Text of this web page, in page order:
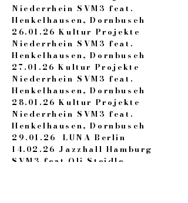
Niederrhein SVM3 feat.
Henkelhausen, Dornbusch
26.01.26 Kultur Projekte
Niederrhein SVM3 feat.
Henkelhausen, Dornbusch
27.01.26 Kultur Projekte
Niederrhein SVM3 feat.
Henkelhausen, Dornbusch
28.01.26 Kultur Projekte
Niederrhein SVM3 feat.
Henkelhausen, Dornbusch
29.01.26 LUNA Berlin
14.02.26 Jazzhall Hamburg
SVM3 feat Oli Steidle